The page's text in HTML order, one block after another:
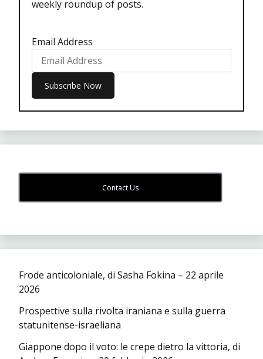
weekly roundup of posts.
Email Address
Contact Us
Frode anticoloniale, di Sasha Fokina – 22 aprile
2026
Prospettive sulla rivolta iraniana e sulla guerra
statunitense-israeliana
Giappone dopo il voto: le crepe dietro la vittoria, di